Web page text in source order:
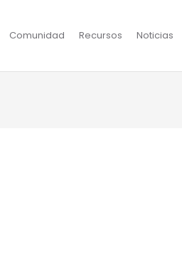
Comunidad Recursos Noticias